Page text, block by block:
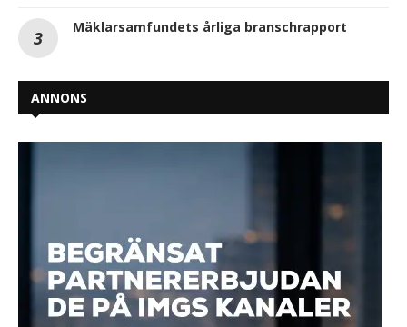
Mäklarsamfundets årliga branschrapport
ANNONS